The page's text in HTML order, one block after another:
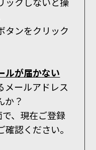
タンをクリック
ルが届かない
メールアドレス
か？
、現在ご登録
認ください。